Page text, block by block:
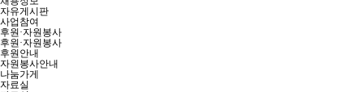
자유게시판
사업참여
후원·자원봉사
후원·자원봉사
후원안내
자원봉사안내
나눔가게
자료실